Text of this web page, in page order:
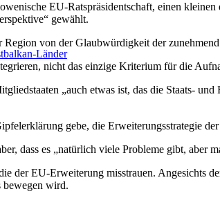
EU-Ratspräsidentschaft, einen
gewählt.
Länder
von der Glaubwürdigkeit der
nicht das einzige Kriterium für die
„auch etwas ist, das die Staats-
gebe, die Erweiterungsstrategie
dass es „natürlich viele Probleme gibt, aber
der EU-Erweiterung misstrauen. Angesichts
bewegen wird.